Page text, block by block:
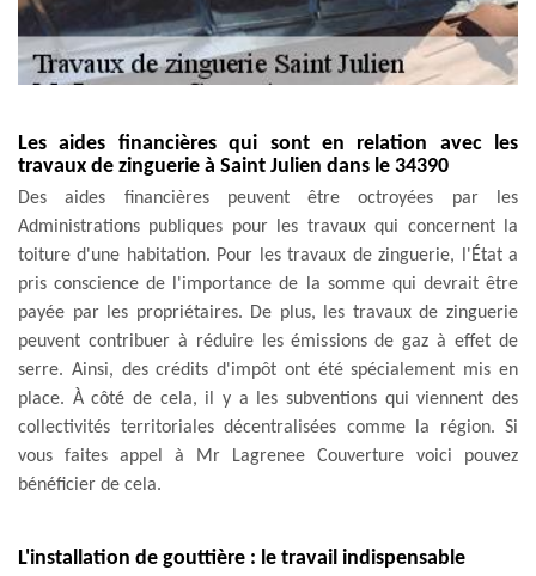
Les aides financières qui sont en relation avec les
travaux de zinguerie à Saint Julien dans le 34390
Des aides financières peuvent être octroyées par les
Administrations publiques pour les travaux qui concernent la
toiture d'une habitation. Pour les travaux de zinguerie, l'État a
pris conscience de l'importance de la somme qui devrait être
payée par les propriétaires. De plus, les travaux de zinguerie
peuvent contribuer à réduire les émissions de gaz à effet de
serre. Ainsi, des crédits d'impôt ont été spécialement mis en
place. À côté de cela, il y a les subventions qui viennent des
collectivités territoriales décentralisées comme la région. Si
vous faites appel à Mr Lagrenee Couverture voici pouvez
bénéficier de cela.
L'installation de gouttière : le travail indispensable